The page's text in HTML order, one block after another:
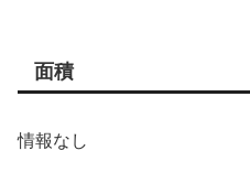
面積
情報なし